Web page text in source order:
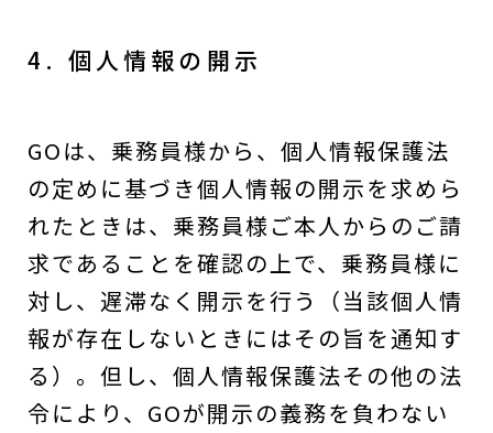
4. 個人情報の開示
GOは、乗務員様から、個人情報保護法
の定めに基づき個人情報の開示を求めら
れたときは、乗務員様ご本人からのご請
求であることを確認の上で、乗務員様に
対し、遅滞なく開示を行う（当該個人情
報が存在しないときにはその旨を通知す
る）。但し、個人情報保護法その他の法
令により、GOが開示の義務を負わない